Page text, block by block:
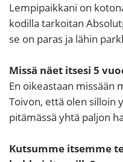
Lempipaikkani on
kodilla tarkoitan
se on paras ja lähin
Missä näet itsesi 5
En oikeastaan missään
Toivon, että olen silloin
pitämässä yhtä paljon
Kutsumme itsemme